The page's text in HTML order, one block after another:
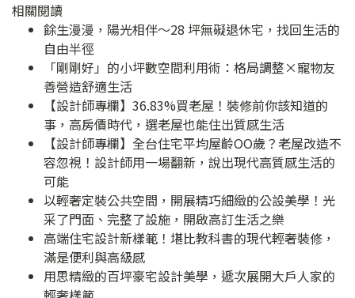
相關閱讀
餘生漫漫，陽光相伴～28 坪無礙退休宅，找回生活的
自由半徑
「剛剛好」的小坪數空間利用術：格局調整×寵物友
善營造舒適生活
【設計師專欄】36.83%買老屋！裝修前你該知道的
事，高房價時代，選老屋也能住出質感生活
【設計師專欄】全台住宅平均屋齡OO歲？老屋改造不
容忽視！設計師用一場翻新，說出現代高質感生活的
可能
以輕奢定裝公共空間，開展精巧細緻的公設美學！光
采了門面、完整了設施，開啟高訂生活之樂
高端住宅設計新樣範！堪比教科書的現代輕奢裝修，
滿是便利與高級感
用思精緻的百坪豪宅設計美學，遞次展開大戶人家的